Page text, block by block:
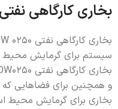
بخاری کارگاهی نفتی DW 0250
سیستم برای گرمایش محیط
و همچنین برای فضاهایی که
بخاری برای گرمایش محیط